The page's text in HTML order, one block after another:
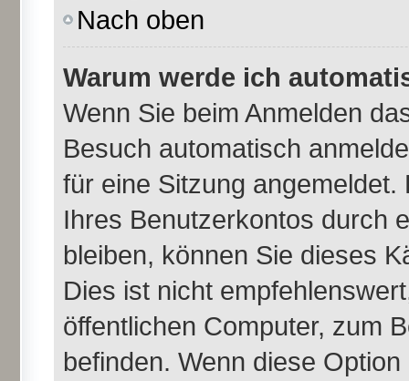
Nach oben
Warum werde ich
Wenn Sie beim Anmelden
Besuch automatisch
für eine Sitzung
Ihres Benutzerkontos durch
bleiben, können Sie dieses
Dies ist nicht
öffentlichen Computer, zum
befinden. Wenn diese